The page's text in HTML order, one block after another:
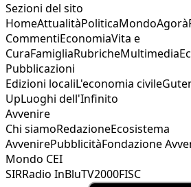
Sezioni del sito
HomeAttualitàPoliticaMondoAgorà
CommentiEconomiaVita e
CuraFamigliaRubricheMultimedia
Pubblicazioni
Edizioni localiL'economia civile
UpLuoghi dell'Infinito
Avvenire
Chi siamoRedazioneEcosistema
AvvenirePubblicitàFondazione
Mondo CEI
SIRRadio InBluTV2000FISC